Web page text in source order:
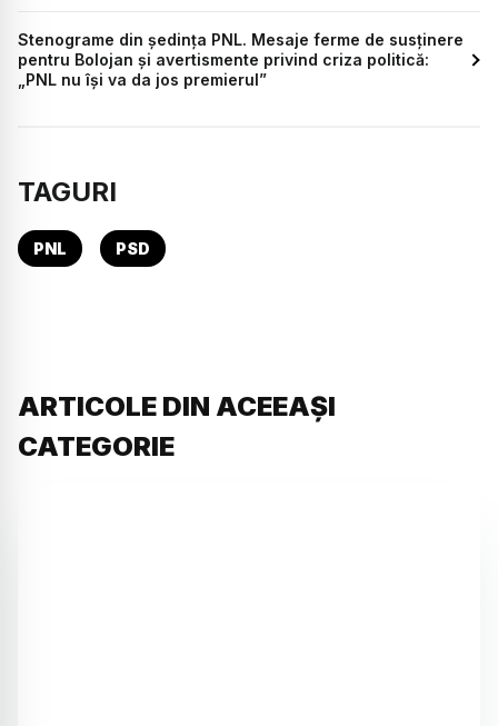
Stenograme din ședința PNL. Mesaje ferme de susținere
pentru Bolojan și avertismente privind criza politică:
„PNL nu își va da jos premierul”
TAGURI
PNL PSD
ARTICOLE DIN ACEEAȘI
CATEGORIE